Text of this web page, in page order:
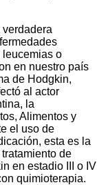
leucemias o
en nuestro país
de Hodgkin,
al actor
la
Alimentos y
el uso de
esta es la
de
en estadio III o IV
quimioterapia.